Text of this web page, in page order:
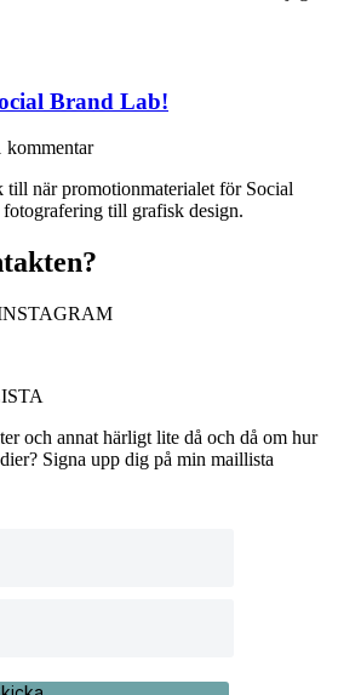
Brand Lab!
kommentar
till när promotionmaterialet för Social
till grafisk design.
och annat härligt lite då och då om hur
Signa upp dig på min maillista